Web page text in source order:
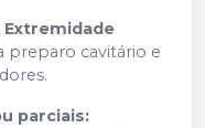
Extremidade
preparo cavitário e
parciais: